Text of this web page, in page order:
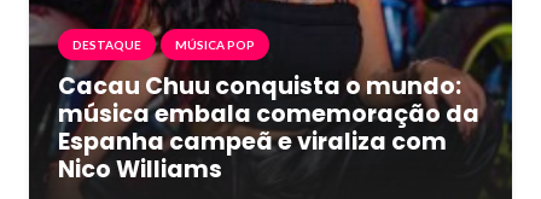
DESTAQUE MÚSICA POP
Cacau Chuu conquista o mundo:
música embala comemoração da
Espanha campeã e viraliza com
Nico Williams